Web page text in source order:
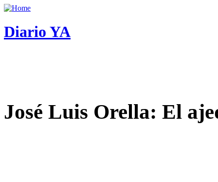
Diario YA
José Luis Orella: El